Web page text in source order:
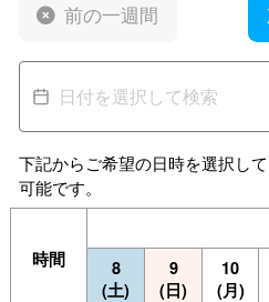
前の一週間
下記からご希望の日時を選択し
可能です。
時間
8
(土)
9
(日)
10
(月)